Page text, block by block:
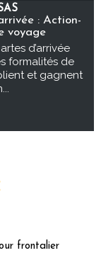
: Action-
voyage
d’arrivée
formalités de
et gagnent
frontalier